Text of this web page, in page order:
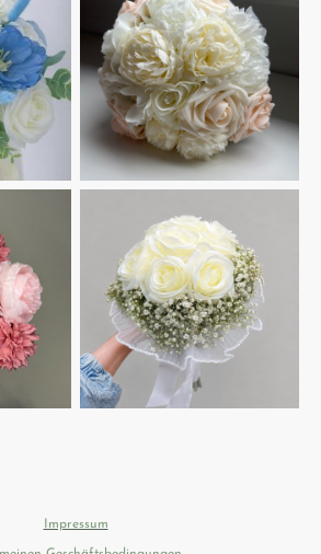
Impressum